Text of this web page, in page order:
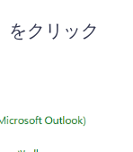
をクリック